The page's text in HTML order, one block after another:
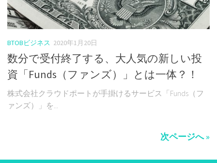
BTOBビジネス 2020年1月20日
数分で受付終了する、大人気の新しい投
資「Funds（ファンズ）」とは一体？！
株式会社クラウドポートが手掛けるサービス「Funds（フ
ァンズ）」を...
次ページへ »